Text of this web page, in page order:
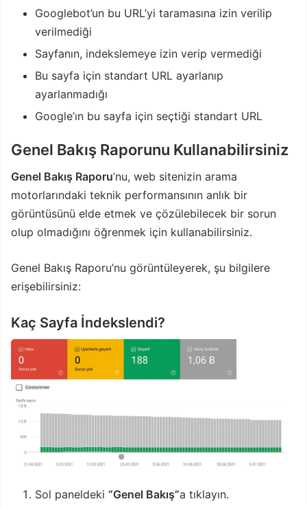
Googlebot’un bu URL’yi taramasına izin verilip
verilmediği
Sayfanın, indekslemeye izin verip vermediği
Bu sayfa için standart URL ayarlanıp
ayarlanmadığı
Google’ın bu sayfa için seçtiği standart URL
Genel Bakış Raporunu Kullanabilirsiniz
Genel Bakış Raporu’nu, web sitenizin arama
motorlarındaki teknik performansının anlık bir
görüntüsünü elde etmek ve çözülebilecek bir sorun
olup olmadığını öğrenmek için kullanabilirsiniz.
Genel Bakış Raporu’nu görüntüleyerek, şu bilgilere
erişebilirsiniz:
Kaç Sayfa İndekslendi?
Sol paneldeki “Genel Bakış”a tıklayın.